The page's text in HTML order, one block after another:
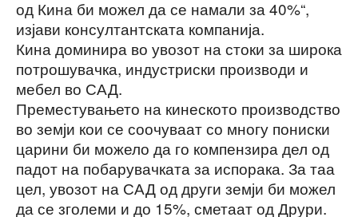
од Кина би можел да се намали за 40%“,
изјави консултантската компанија.
Кина доминира во увозот на стоки за широка
потрошувачка, индустриски производи и
мебел во САД.
Преместувањето на кинеското производство
во земји кои се соочуваат со многу пониски
царини би можело да го компензира дел од
падот на побарувачката за испорака. За таа
цел, увозот на САД од други земји би можел
да се зголеми и до 15%, сметаат од Друри.